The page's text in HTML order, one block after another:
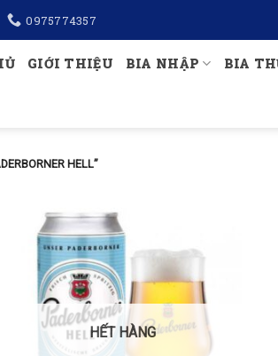
0975774357
GIỚI THIỆU BIA NHẬP BIA
HELL”
HẾT HÀNG